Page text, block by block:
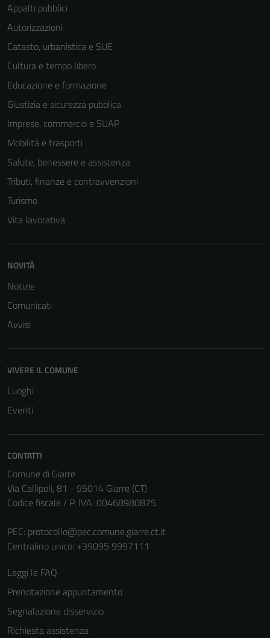
Appalti pubblici
Autorizzazioni
Catasto, urbanistica e SUE
Cultura e tempo libero
Educazione e formazione
Giustizia e sicurezza pubblica
Imprese, commercio e SUAP
Mobilità e trasporti
Salute, benessere e assistenza
Tributi, finanze e contravvenzioni
Turismo
Vita lavorativa
NOVITÀ
Notizie
Comunicati
Avvisi
VIVERE IL COMUNE
Luoghi
Eventi
CONTATTI
Comune di Giarre
Via Callipoli, 81 - 95014 Giarre (CT)
Codice fiscale / P. IVA: 00468980875
PEC: protocollo@pec.comune.giarre.ct.it
Centralino unico: +39095 9997111
Leggi le FAQ
Prenotazione appuntamento
Segnalazione disservizio
Richiesta assistenza
Questi cookie
informazioni